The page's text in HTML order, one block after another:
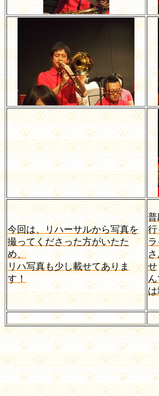
今回は、リハーサルから写真を
撮ってくださった方がいたた
め、
リハ写真も少し載せてありま
す！
普
行
せ